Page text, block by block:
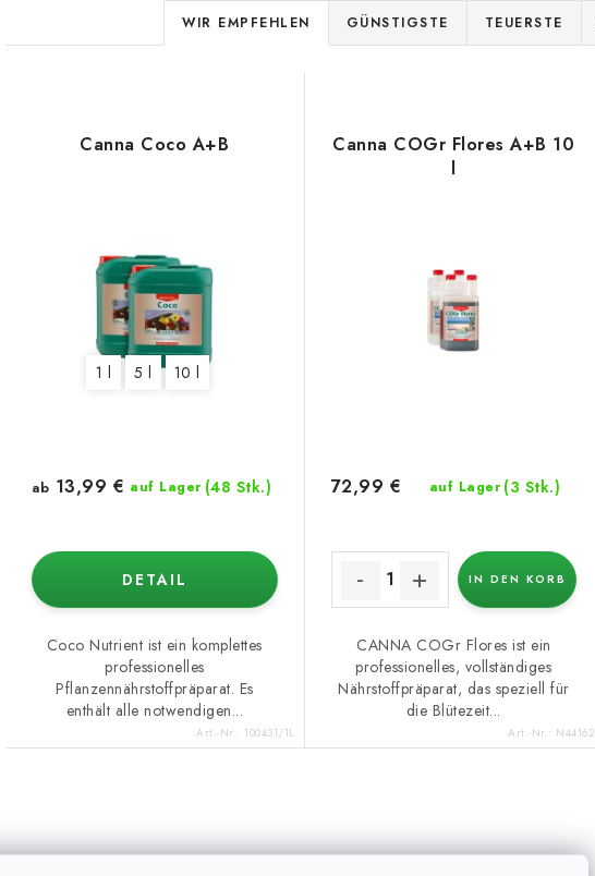
P
r
d
t
s
o
r
i
r
u
n
g
WIR EMPFEHLEN GÜNSTIGSTE TEUERSTE
e
Canna Coco A+B
1 l 5 l 10 l
auf Lager (48 Stk.)
ab 13,99 €
DETAIL
Coco Nutrient ist ein komplettes
professionelles
Pflanzennährstoffpräparat. Es
enthält alle notwendigen...
Art.-Nr.: 100431/1L
Canna COGr Flores A+B 10
l
auf Lager (3 Stk.)
72,99 €
IN DEN KORB
CANNA COGr Flores ist ein
professionelles, vollständiges
Nährstoffpräparat, das speziell für
die Blütezeit...
Art.-Nr.: N44162
S